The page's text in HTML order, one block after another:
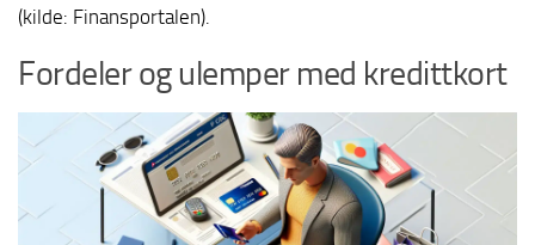
(kilde: Finansportalen).
Fordeler og ulemper med kredittkort